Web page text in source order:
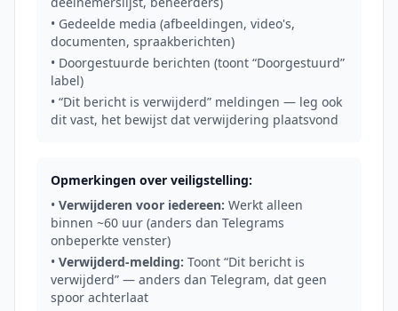
• Gedeelde media (afbeeldingen, video's,
documenten, spraakberichten)
• Doorgestuurde berichten (toont “Doorgestuurd”
label)
• “Dit bericht is verwijderd” meldingen — leg ook
dit vast, het bewijst dat verwijdering plaatsvond
Opmerkingen over veiligstelling:
• Verwijderen voor iedereen: Werkt alleen
binnen ~60 uur (anders dan Telegrams
onbeperkte venster)
• Verwijderd-melding: Toont “Dit bericht is
verwijderd” — anders dan Telegram, dat geen
spoor achterlaat